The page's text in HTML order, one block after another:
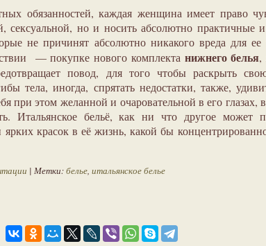
обязанностей, каждая женщина имеет право
сексуальной, но и носить абсолютно практичные
не причинят абсолютно никакого вреда для ее
— покупке нового комплекта нижнего белья,
повод, для того чтобы раскрыть
тела, иногда, спрятать недостатки, также,
при этом желанной и очаровательной в его глазах,
Итальянское бельё, как ни что другое может
красок в её жизнь, какой бы
| Метки:белье, итальянское белье